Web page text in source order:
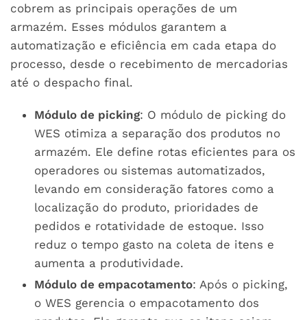
cobrem as principais operações de um
armazém. Esses módulos garantem a
automatização e eficiência em cada etapa do
processo, desde o recebimento de mercadorias
até o despacho final.
Módulo de picking: O módulo de picking do
WES otimiza a separação dos produtos no
armazém. Ele define rotas eficientes para os
operadores ou sistemas automatizados,
levando em consideração fatores como a
localização do produto, prioridades de
pedidos e rotatividade de estoque. Isso
reduz o tempo gasto na coleta de itens e
aumenta a produtividade.
Módulo de empacotamento: Após o picking,
o WES gerencia o empacotamento dos